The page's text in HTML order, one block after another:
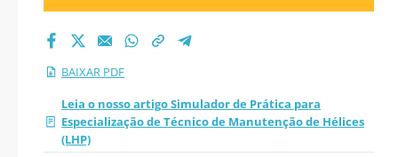
BAIXAR PDF
Leia o nosso artigo Simulador de Prática para
Especialização de Técnico de Manutenção de Hélices
(LHP)